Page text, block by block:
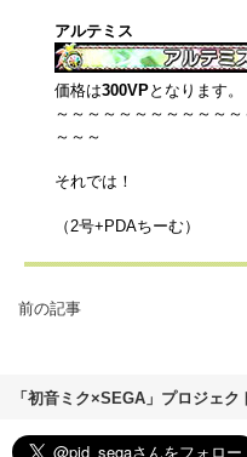
アルテミス
価格は300VPとなります。
～～～～～～～～～～～
～～～
それでは！
（2号+PDAちーむ）
前の記事
「初音ミク×SEGA」プロジェ